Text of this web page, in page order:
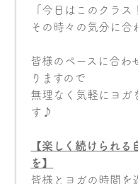
「今日はこのクラス
その時々の気分に合
皆様のペースに合わ
りますので
無理なく気軽にヨガ
す♪
【楽しく続けられ
を】
皆様とヨガの時間を